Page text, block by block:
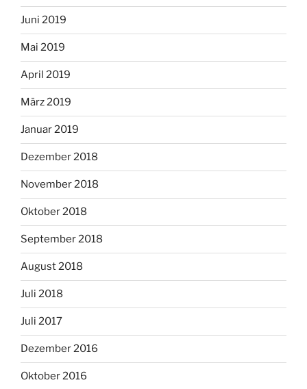
Juni 2019
Mai 2019
April 2019
März 2019
Januar 2019
Dezember 2018
November 2018
Oktober 2018
September 2018
August 2018
Juli 2018
Juli 2017
Dezember 2016
Oktober 2016